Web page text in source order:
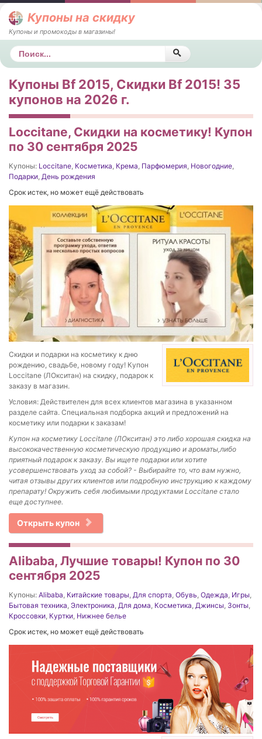
Купоны на скидку
Купоны и промокоды в магазины!
Поиск
Купоны Bf 2015, Скидки Bf 2015! 35
купонов на 2026 г.
Loccitane, Скидки на косметику! Купон
по 30 сентября 2025
Купоны: Loccitane, Косметика, Крема, Парфюмерия, Новогодние,
Подарки, День рождения
Срок истек, но может ещё действовать
Скидки и подарки на косметику к дню
рождению, свадьбе, новому году! Купон
Loccitane (ЛОкситан) на скидку, подарок к
заказу в магазин.
Условия: Действителен для всех клиентов магазина в указанном
разделе сайта. Специальная подборка акций и предложений на
косметику или подарки к заказам!
Купон на косметику Loccitane (ЛОкситан) это либо хорошая скидка на
высококачественную косметическую продукцию и ароматы,либо
приятный подарок к заказу. Вы ищете подарки или хотите
усовершенствовать уход за собой? - Выбирайте то, что вам нужно,
читая отзывы других клиентов или подробную инструкцию к каждому
препарату! Окружить себя любимыми продуктами Loccitane стало
еще доступнее.
Открыть купон
Alibaba, Лучшие товары! Купон по 30
сентября 2025
Купоны: Alibaba Китайские товары Для спорта Обувь Одежда Игры
Бытовая техника Электроника Для дома Косметика Джинсы Зонты
Кроссовки Куртки Нижнее белье
Срок истек, но может ещё действовать